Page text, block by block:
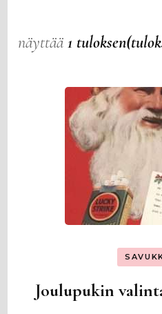
näyttää1
Joulupukin